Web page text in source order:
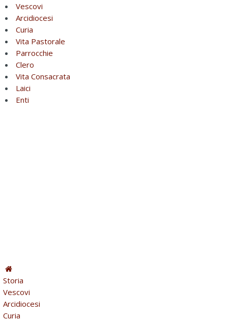
Vescovi
Arcidiocesi
Curia
Vita Pastorale
Parrocchie
Clero
Vita Consacrata
Laici
Enti
Storia
Vescovi
Arcidiocesi
Curia